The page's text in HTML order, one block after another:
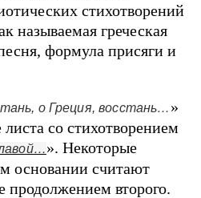
стихотворений
называемая греческая
формула присяги и
о Греция, восстань… »
со стихотворением
». Некоторые
основании считают
продолжением второго.